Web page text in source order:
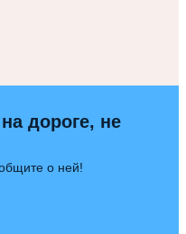
дороге, не
о ней!